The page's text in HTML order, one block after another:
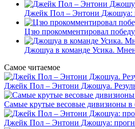
Джейк Пол – Энтони Джошуа:
Цзю прокомментировал
Джошуа в команде Усика.
Самое читаемое
Джейк Пол – Энтони Джошуа.
Самые крутые весовые дивизионы в
Джейк Пол – Энтони Джошуа: